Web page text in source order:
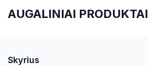
AUGALINIAI PRODUKTAI
Skyrius